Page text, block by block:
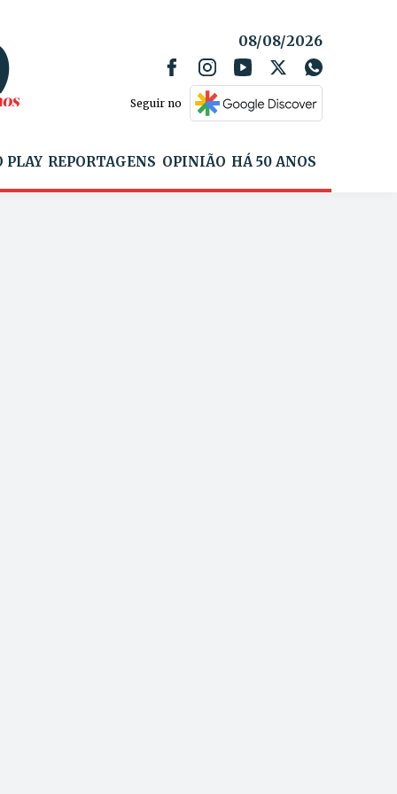
08/08/2026
Seguir no
PLAY REPORTAGENS OPINIÃO HÁ 50 ANOS